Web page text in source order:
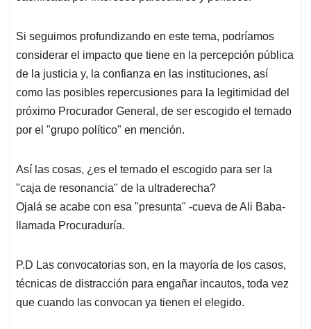
Si seguimos profundizando en este tema, podríamos
considerar el impacto que tiene en la percepción pública
de la justicia y, la confianza en las instituciones, así
como las posibles repercusiones para la legitimidad del
próximo Procurador General, de ser escogido el ternado
por el "grupo político" en mención.
Así las cosas, ¿es el ternado el escogido para ser la
"caja de resonancia" de la ultraderecha?
Ojalá se acabe con esa "presunta" -cueva de Ali Baba-
llamada Procuraduría.
P.D Las convocatorias son, en la mayoría de los casos,
técnicas de distracción para engañar incautos, toda vez
que cuando las convocan ya tienen el elegido.